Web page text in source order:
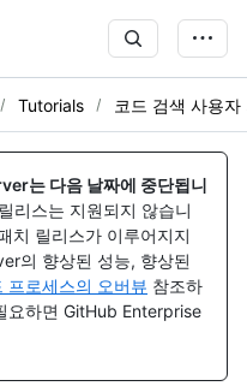
Tutorials 코드 검색 사용자
는 다음 날짜에 중단됩니
리스는 지원되지 않습니
치 릴리스가 이루어지지
의 향상된 성능, 향상된
프로세스의 오버뷰 참조하
요하면 GitHub Enterprise